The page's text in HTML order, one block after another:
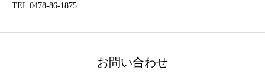
TEL 0478-86-1875
お問い合わせ